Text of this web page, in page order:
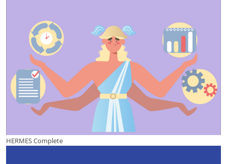
HERMES Complete